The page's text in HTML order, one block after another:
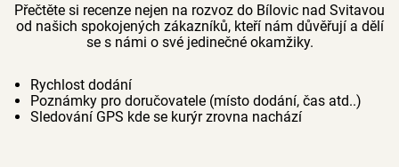
Přečtěte si recenze nejen na rozvoz do Bílovic nad Svitavou
od našich spokojených zákazníků, kteří nám důvěřují a dělí
se s námi o své jedinečné okamžiky.
Rychlost dodání
Poznámky pro doručovatele (místo dodání, čas atd..)
Sledování GPS kde se kurýr zrovna nachází